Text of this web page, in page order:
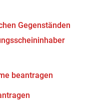
Gegenständen
beantragen